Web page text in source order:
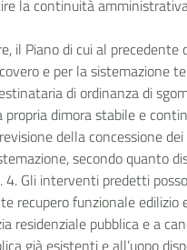
la continuità
il Piano di cui al precedente
e per la sistemazione
di ordinanza di
propria dimora stabile e
della concessione
secondo quanto
4. Gli interventi predetti
recupero funzionale edilizio
residenziale pubblica e a
già esistenti e all’uopo